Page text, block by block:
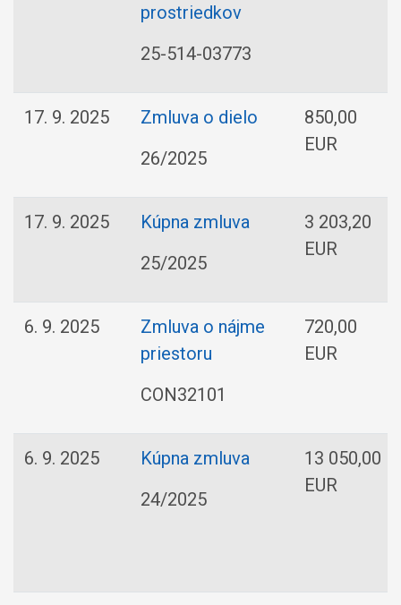
prostriedkov
25-514-03773
17. 9. 2025
Zmluva o dielo
26/2025
850,00
EUR
17. 9. 2025
Kúpna zmluva
25/2025
3 203,20
EUR
6. 9. 2025
Zmluva o nájme
priestoru
CON32101
720,00
EUR
6. 9. 2025
Kúpna zmluva
24/2025
13 050,00
EUR